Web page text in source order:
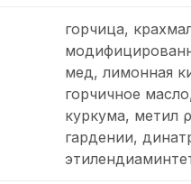
горчица,
мед, лимонная
горчичное
куркума, метил
гардении,